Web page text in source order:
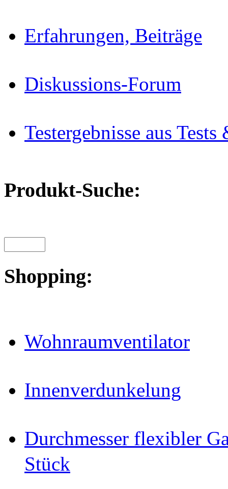
Erfahrungen, Beiträge
Diskussions-Forum
Testergebnisse aus
Produkt-Suche:
Shopping:
Wohnraumventilator
Innenverdunkelung
Durchmesser flexibler
Stück